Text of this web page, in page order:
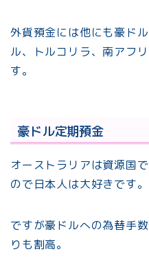
外貨預金には他にも豪ド
ル、トルコリラ、南アフ
す。
豪ドル定期預金
オーストラリアは資源国
ので日本人は大好きです。
ですが豪ドルへの為替手
りも割高。